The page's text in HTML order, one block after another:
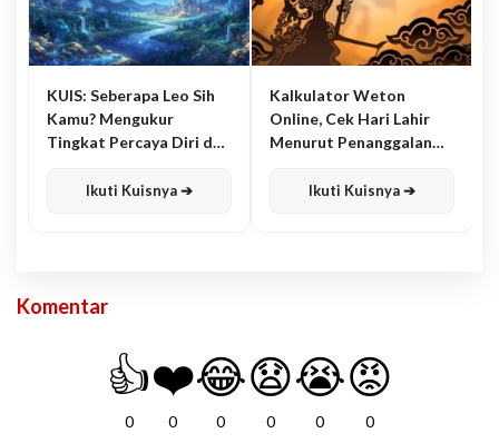
KUIS: Seberapa Leo Sih
Kamu? Mengukur
Tingkat Percaya Diri dan
Ikuti Kuisnya ➔
Kalkulator Weton
Online, Cek Hari Lahir
Menurut Penanggalan
Ikuti Kuisnya ➔
Komentar
👍
0
❤️
0
😂
0
😧
0
😭
0
😡
0